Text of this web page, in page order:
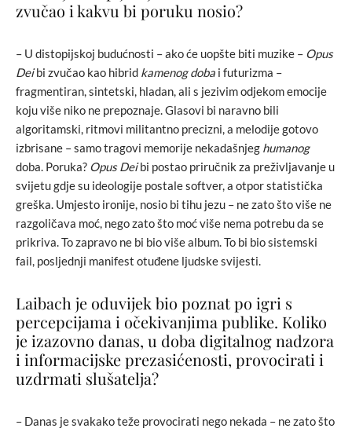
zvučao i kakvu bi poruku nosio?
– U distopijskoj budućnosti – ako će uopšte biti muzike – Opus
Deibi zvučao kao hibrid kamenog doba i futurizma –
fragmentiran, sintetski, hladan, ali s jezivim odjekom emocije
koju više niko ne prepoznaje. Glasovi bi naravno bili
algoritamski, ritmovi militantno precizni, a melodije gotovo
izbrisane – samo tragovi memorije nekadašnjeg humanog
doba. Poruka? Opus Deibi postao priručnik za preživljavanje u
svijetu gdje su ideologije postale softver, a otpor statistička
greška. Umjesto ironije, nosio bi tihu jezu – ne zato što više ne
razgoličava moć, nego zato što moć više nema potrebu da se
prikriva. To zapravo ne bi bio više album. To bi bio sistemski
fail, posljednji manifest otuđene ljudske svijesti.
Laibach je oduvijek bio poznat po igri s
percepcijama i očekivanjima publike. Koliko
je izazovno danas, u doba digitalnog nadzora
i informacijske prezasićenosti, provocirati i
uzdrmati slušatelja?
– Danas je svakako teže provocirati nego nekada – ne zato što